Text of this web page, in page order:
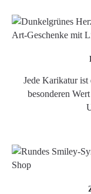
Jede Karikatur
besonderen